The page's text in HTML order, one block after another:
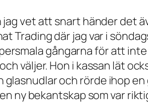
vet att snart händer det
Trading där jag var i
gångarna för att
väljer. Hon i kassan lät
och rörde ihop
ny bekantskap som var